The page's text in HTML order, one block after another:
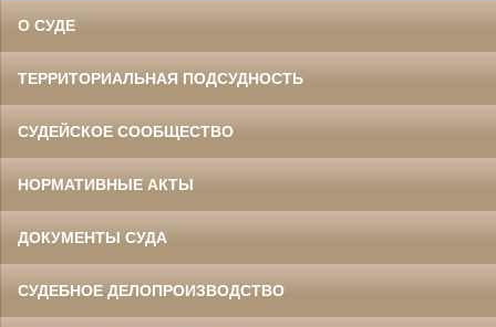
О СУДЕ
ТЕРРИТОРИАЛЬНАЯ ПОДСУДНОСТЬ
СУДЕЙСКОЕ СООБЩЕСТВО
НОРМАТИВНЫЕ АКТЫ
ДОКУМЕНТЫ СУДА
СУДЕБНОЕ ДЕЛОПРОИЗВОДСТВО